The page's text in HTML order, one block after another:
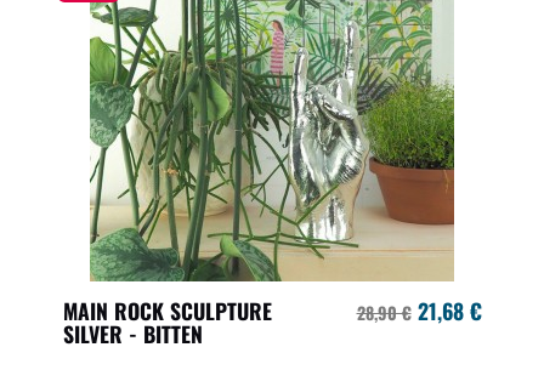
MAIN ROCK SCULPTURE
SILVER - BITTEN
28,90 € 21,68 €